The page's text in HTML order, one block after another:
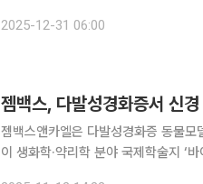
물의 에너지 적정 비율을 기존
2025-12-31 06:00
젬백스, 다발성경화증서 신
젬백스앤카엘은 다발성경화증 동물
이 생화학·약리학 분야 국제학술지